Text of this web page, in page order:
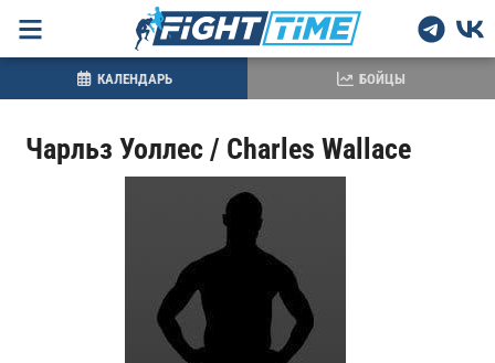
Чарльз Уоллес / Charles Wallace
КАЛЕНДАРЬ БОЙЦЫ